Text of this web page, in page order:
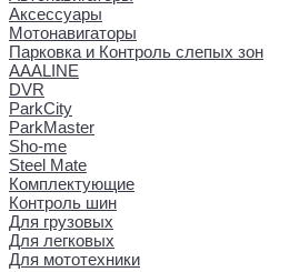
Аксессуары
Мотонавигаторы
Парковка и Контроль слепых зон
AAALINE
DVR
ParkCity
ParkMaster
Sho-me
Steel Mate
Комплектующие
Контроль шин
Для грузовых
Для легковых
Для мототехники